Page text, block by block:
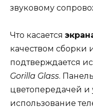
звуковому
Что касается
качеством сборки
подтверждается
Gorilla Glass.
цветопередачей и
использование